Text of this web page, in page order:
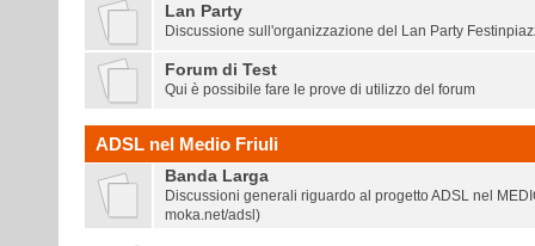
Lan Party
Discussione sull'organizzazione del Lan Party
Forum di Test
Qui è possibile fare le prove di utilizzo del forum
ADSL nel Medio Friuli
Banda Larga
Discussioni generali riguardo al progetto ADSL nel
moka.net/adsl)